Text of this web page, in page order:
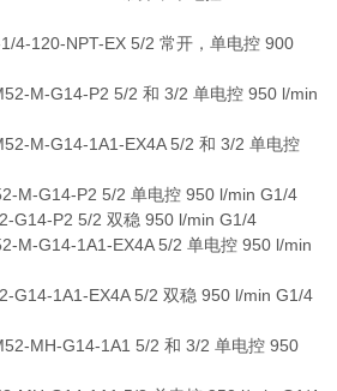
120-NPT-EX 5/2 常开，单电控 900
M-G14-P2 5/2 和 3/2 单电控 950 l/min
M-G14-1A1-EX4A 5/2 和 3/2 单电控
G14-P2 5/2 单电控 950 l/min G1/4
P2 5/2 双稳 950 l/min G1/4
G14-1A1-EX4A 5/2 单电控 950 l/min
1A1-EX4A 5/2 双稳 950 l/min G1/4
MH-G14-1A1 5/2 和 3/2 单电控 950